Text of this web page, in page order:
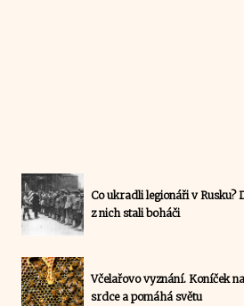
Co ukradli legionáři v Rusku?
z nich stali boháči
Včelařovo vyznání. Koníček
srdce a pomáhá světu